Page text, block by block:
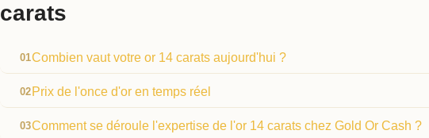
carats
Combien vaut votre or 14 carats aujourd'hui ?
Prix de l'once d'or en temps réel
Comment se déroule l'expertise de l'or 14 carats chez Gold Or Cash ?